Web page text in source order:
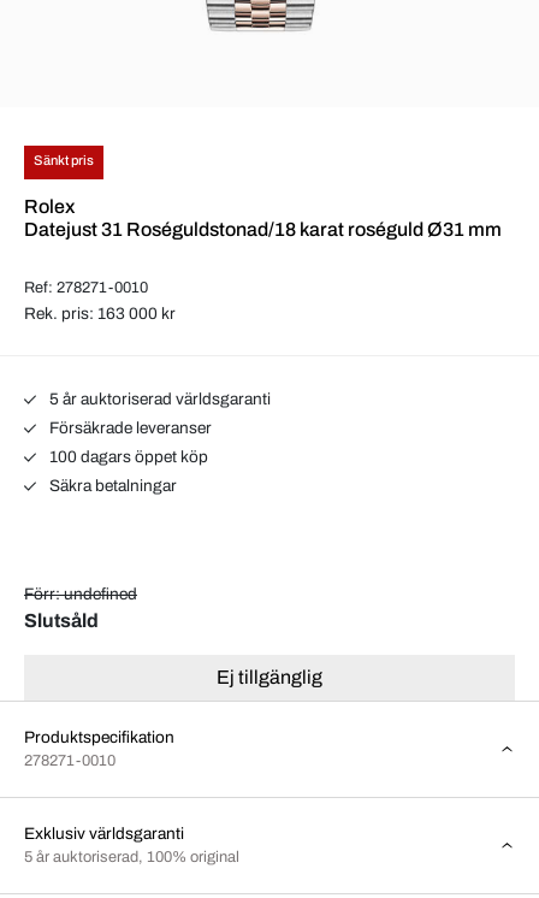
Sänkt pris
Rolex
Datejust 31 Roséguldstonad/18 karat roséguld Ø31 mm
Ref: 278271-0010
Rek. pris: 163 000 kr
5 år auktoriserad världsgaranti
Försäkrade leveranser
100 dagars öppet köp
Säkra betalningar
Förr: undefined
Slutsåld
Ej tillgänglig
Produktspecifikation
278271-0010
Exklusiv världsgaranti
5 år auktoriserad, 100% original